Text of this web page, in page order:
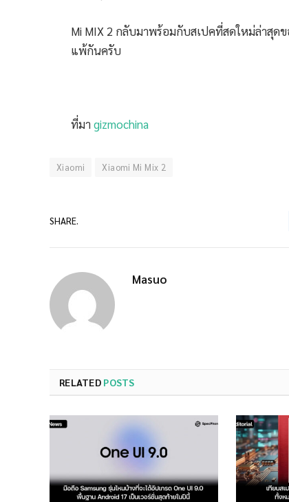
Mi MIX 2 กลับมาพร้อมกับสเปคที่สดใหม่ล่าสุดข
แพ้กันครับ
ที่มา gizmochina
Xiaomi Xiaomi Mi Mix 2
SHARE.
Masuo
RELATED POSTS